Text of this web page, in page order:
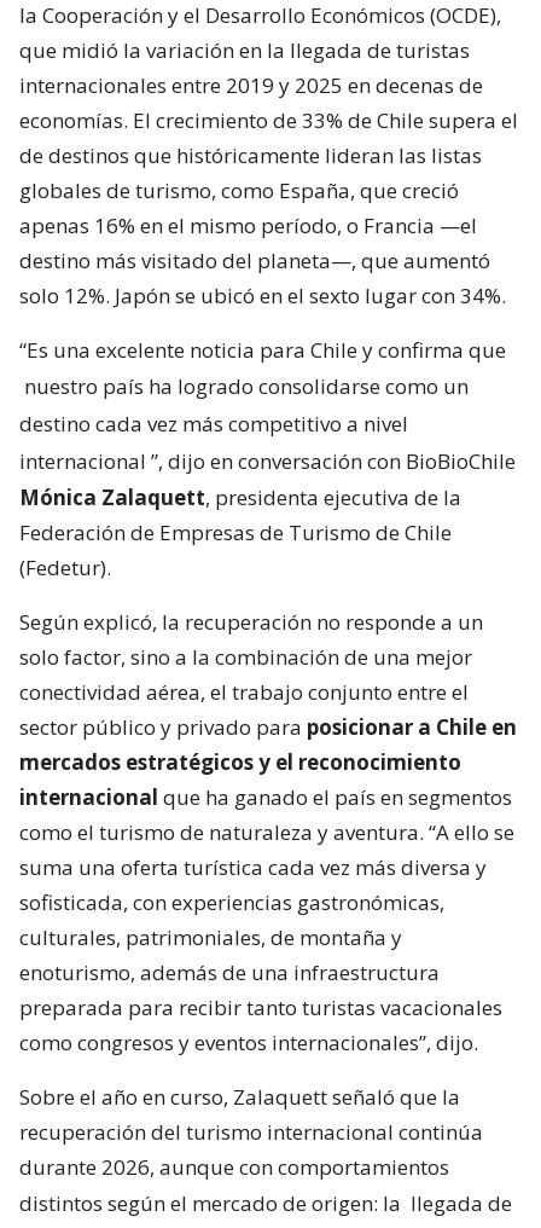
la Cooperación y el Desarrollo Económicos (OCDE),
que midió la variación en la llegada de turistas
internacionales entre 2019 y 2025 en decenas de
economías. El crecimiento de 33% de Chile supera el
de destinos que históricamente lideran las listas
globales de turismo, como España, que creció
apenas 16% en el mismo período, o Francia —el
destino más visitado del planeta—, que aumentó
solo 12%. Japón se ubicó en el sexto lugar con 34%.
“Es una excelente noticia para Chile y confirma que
nuestro país ha logrado consolidarse como un
destino cada vez más competitivo a nivel
internacional ”, dijo en conversación con BioBioChile
Mónica Zalaquett, presidenta ejecutiva de la
Federación de Empresas de Turismo de Chile
(Fedetur).
Según explicó, la recuperación no responde a un
solo factor, sino a la combinación de una mejor
conectividad aérea, el trabajo conjunto entre el
sector público y privado para posicionar a Chile en
mercados estratégicos y el reconocimiento
internacional que ha ganado el país en segmentos
como el turismo de naturaleza y aventura. “A ello se
suma una oferta turística cada vez más diversa y
sofisticada, con experiencias gastronómicas,
culturales, patrimoniales, de montaña y
enoturismo, además de una infraestructura
preparada para recibir tanto turistas vacacionales
como congresos y eventos internacionales”, dijo.
Sobre el año en curso, Zalaquett señaló que la
recuperación del turismo internacional continúa
durante 2026, aunque con comportamientos
distintos según el mercado de origen: la llegada de